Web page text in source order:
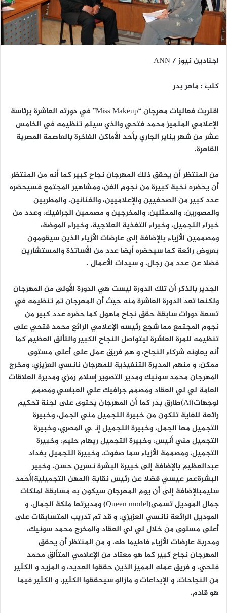
اجنادين نيوز / ANN
كتب : ماهر بدر
اقتربت فعاليات مهرجان “Miss Makeup” في دورته العاشرة برئاسة
الإعلامي المتميز محمد فتحي والذي سيتم تنظيمه في الخامس
عشر من شهر يناير الجاري بأحد الأماكن الفاخرة بالعاصمة المصرية
القاهرة.
من المنتظر أن يحقق ذلك المهرجان نجاح كبير كما أنه من المنتظر
أن يحضره نخبة كبيرة من نجوم الفن، ومشاهير المجتمع فسيحضره
عدد كبير من الصحفيين والإعلاميين، والفنانين، والمطربين
والمصورين، والممثلين، والمخرجين و مصممين الجرافيك، وعدد من
خبراء التجميل، وخبراء التغذية العلاجية، وخبراء الموضة،
ومصممين الأزياء بالإضافة إلى عارضات الأزياء الذين سيقومون
بعروض رائعة كما سيحضره أيضا عدد من الأساتذة والمستشارين
فضلا عن عدد من رجال، و سيدات الأعمال .
الجدير بالذكر أن تلك الدورة ليست هي الدورة الأولى من المهرجان
ولكنها تعد الدورة العاشرة منه حيث أن المهرجان تم تنظيمه في
تسعة دورات سابقة حقق نجاح ماهول كما حضره عدد كبير من
نجوم المجتمع مما شجع رئيسه الإعلامي الرائع محمد فتحي على
تنظيمه للمرة العاشرة ليتواصل النجاح الكبير والتألق العظيم كما
أنه يعاونه شركاء النجاح، و هم فريق عمل على أعلى مستوى
ممكن، و منهم المديرة التنفيذية للمهرجان نانسي العزيزي، ومخرج
المهرجان محمد سونيك ومدير التصوير إسلام رمزي ومديرة العلاقات
العامة لي لي العقاد ومصمم جرافيك علي العباسي ومصمم
لوجهات(Ai)طارق بدر كما أن المهرجان يحتوى على لجنة تحكيم
رائعة للغاية تتكون من خبيرة التجميل مني الجمل، وخبيرة
التجميل مها الجمل، وخبيرة التجميل إنچي المصري، وخبيرة
التجميل مني أنيس، وخبيرة التجميل ريهام حليم، وخبيرة
التجميل، ومصممة الأزياء سما صفوت، وخبيرة التجميل بغداد
عبدالعظيم بالإضافة إلى خبيرة البشرة نسرين حسن، وخبير
البشرةعمر عيسي فضلا عن رئيس نقابة (المهن التجميلية)أحمد
سليمبالإضافة إلى أن يوم المهرجان سيكون به مسابقة لملكات
جمال الموديل تسمى(Queen model) ومديرتها ملكة الجمال، و
الموديل الرائعة نانسي العزيزي، و قد تم تدريب المتسابقات على
أعلى مستوى من خلال لي لي العقاد والمخرج محمد سونيك،
ومدربة عارضات الأزياء فاطيما طه، و من المنتظر أن يحقق
المهرجان نجاح كبير كما هو معتاد من الإعلامي المتألق محمد
فتحي، و فريق عمله المميز الذين حققوا العديد، و المزيد و الكثير
من النجاحات، و الإبداعات و مازالو سيحققوا الكثير، و الكثير فيما
هو قادم.